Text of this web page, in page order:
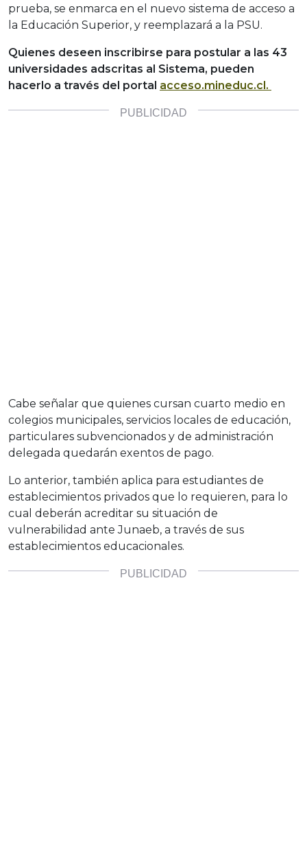
prueba, se enmarca en el nuevo sistema de acceso a
la Educación Superior, y reemplazará a la PSU.
Quienes deseen inscribirse para postular a las 43
universidades adscritas al Sistema, pueden
hacerlo a través del portal acceso.mineduc.cl.
Cabe señalar que quienes cursan cuarto medio en
colegios municipales, servicios locales de educación,
particulares subvencionados y de administración
delegada quedarán exentos de pago.
Lo anterior, también aplica para estudiantes de
establecimientos privados que lo requieren, para lo
cual deberán acreditar su situación de
vulnerabilidad ante Junaeb, a través de sus
establecimientos educacionales.